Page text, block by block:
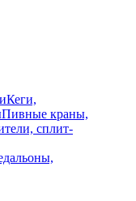
Кеги,
Пивные краны,
сплит-